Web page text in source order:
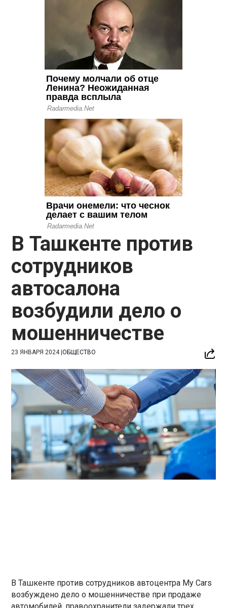
В Ташкенте против
сотрудников
автосалона
возбудили дело о
мошенничестве
23 ЯНВАРЯ 2024|ОБЩЕСТВО
В Ташкенте против сотрудников автоцентра My Cars
возбуждено дело о мошенничестве при продаже